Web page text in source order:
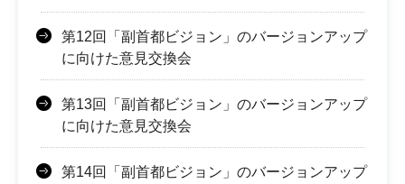
第12回「副首都ビジョン」のバージョンアップ
に向けた意見交換会
第13回「副首都ビジョン」のバージョンアップ
に向けた意見交換会
第14回「副首都ビジョン」のバージョンアップ